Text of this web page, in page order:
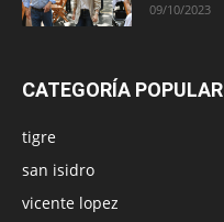
09/10/2023
CATEGORÍA POPULAR
tigre
san isidro
vicente lopez